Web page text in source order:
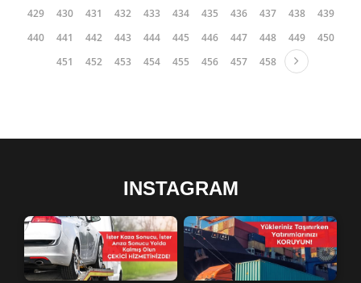
429
430 431 432 433 434 435 436 437 438
439
440
441 442 443 444 445 446 447 448 449
450
451
452 453 454 455 456 457 458
INSTAGRAM